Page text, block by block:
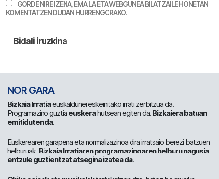
GORDE NIRE IZENA, EMAILA ETA WEBGUNEA BILATZAILE HONETAN
KOMENTATZEN DUDAN HURRENGORAKO.
NOR GARA
Bizkaia Irratiaeuskaldunei eskeinitako irrati zerbitzua da.
Programazino guztia euskerahutsean egiten da. Bizkaiera batuan
emitiduten da.
Euskerearen garapena eta normalizazinoa dira irratsaio berezi batzuen
helburuak. Bizkaia Irratiaren programazinoaren helburu nagusia
entzule guztientzat atsegina izatea da.